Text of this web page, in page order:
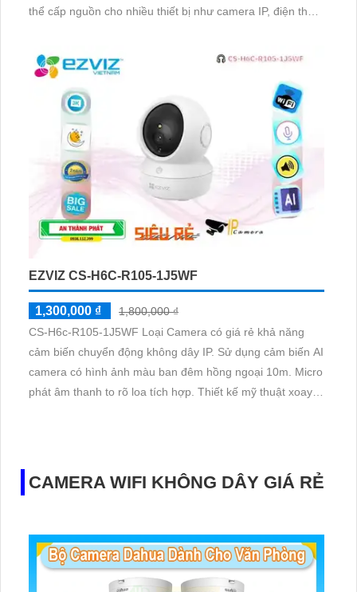
thể cấp nguồn cho nhiều thiết bị như camera IP, điện thoại
đặt, phù hợp cho hệ thống mạng doanh nghiệp và giám
sát an ninh.
EZVIZ CS-H6C-R105-1J5WF
1,300,000 ₫
1,800,000 ₫
CS-H6c-R105-1J5WF Loại Camera có giá rẻ khả năng
cảm biến chuyển động không dây IP. Sử dụng cảm biến AI
camera có hình ảnh màu ban đêm hồng ngoại 10m. Micro
phát âm thanh to rõ loa tích hợp. Thiết kế mỹ thuật xoay
CAMERA WIFI KHÔNG DÂY GIÁ RẺ